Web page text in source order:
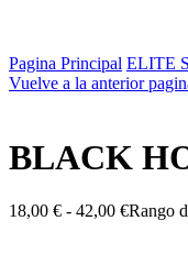
Pagina Principal ELITE
Vuelve a la anterior
BLACK
18,00 € - 42,00 €Rango